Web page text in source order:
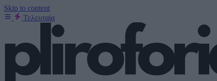
Skip to content
Τελευταία